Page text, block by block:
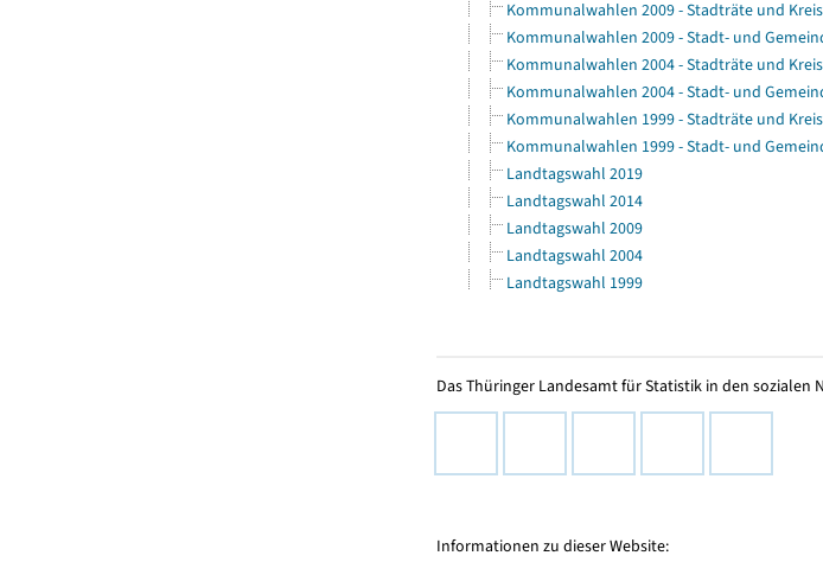
Kommunalwahlen 2009 - Stadträte und
Kommunalwahlen 2009 - Stadt- und
Kommunalwahlen 2004 - Stadträte und
Kommunalwahlen 2004 - Stadt- und
Kommunalwahlen 1999 - Stadträte und
Kommunalwahlen 1999 - Stadt- und
Landtagswahl 2019
Landtagswahl 2014
Landtagswahl 2009
Landtagswahl 2004
Landtagswahl 1999
Das Thüringer Landesamt für Statistik in den sozialen
Informationen zu dieser Website: